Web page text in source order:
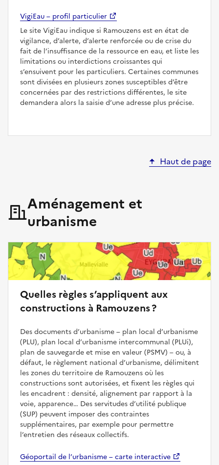
VigiEau – profil particulier
Le site VigiEau indique si Ramouzens est en état de
vigilance, d’alerte, d’alerte renforcée ou de crise du
fait de l’insuffisance de la ressource en eau, et liste les
limitations ou interdictions croissantes qui
s’ensuivent pour les particuliers. Certaines communes
sont divisées en plusieurs zones susceptibles d’être
concernées par des restrictions différentes, le site
demandera alors la saisie d’une adresse plus précise.
Haut de page
Aménagement et
urbanisme
Quelles règles s’appliquent aux
constructions à Ramouzens ?
Des documents d’urbanisme – plan local d’urbanisme
(PLU), plan local d’urbanisme intercommunal (PLUi),
plan de sauvegarde et mise en valeur (PSMV) – ou, à
défaut, le règlement national d’urbanisme, délimitent
les zones du territoire de Ramouzens où les
constructions sont autorisées, et fixent les règles qui
les encadrent : densité, alignement par rapport à la
voie, apparence… Des servitudes d’utilité publique
(SUP) peuvent imposer des contraintes
supplémentaires, par exemple pour permettre
l’entretien des réseaux collectifs.
Géoportail de l’urbanisme – carte interactive